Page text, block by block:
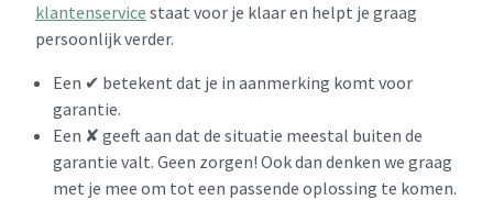
klantenservice staat voor je klaar en helpt je graag
persoonlijk verder.
Een ✔ betekent dat je in aanmerking komt voor
garantie.
Een ✘ geeft aan dat de situatie meestal buiten de
garantie valt. Geen zorgen! Ook dan denken we graag
met je mee om tot een passende oplossing te komen.